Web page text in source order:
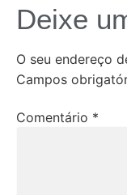
Deixe
O seu endereço
Campos
Comentário *